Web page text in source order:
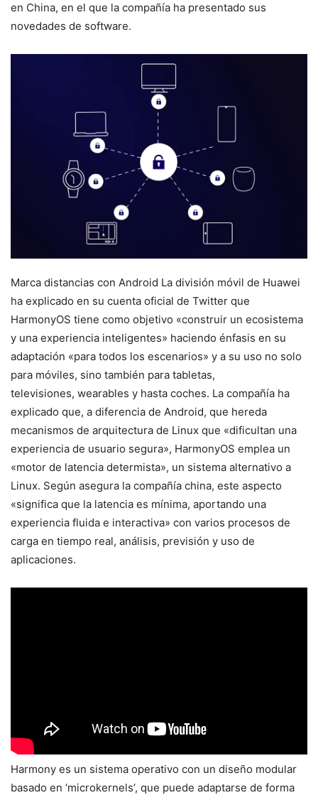
en China, en el que la compañía ha presentado sus
novedades de software.
Marca distancias con Android La división móvil de Huawei
ha explicado en su cuenta oficial de Twitter que
HarmonyOS tiene como objetivo «construir un ecosistema
y una experiencia inteligentes» haciendo énfasis en su
adaptación «para todos los escenarios» y a su uso no solo
para móviles, sino también para tabletas,
televisiones, wearables y hasta coches. La compañía ha
explicado que, a diferencia de Android, que hereda
mecanismos de arquitectura de Linux que «dificultan una
experiencia de usuario segura», HarmonyOS emplea un
«motor de latencia determista», un sistema alternativo a
Linux. Según asegura la compañía china, este aspecto
«significa que la latencia es mínima, aportando una
experiencia fluida e interactiva» con varios procesos de
carga en tiempo real, análisis, previsión y uso de
aplicaciones.
Harmony es un sistema operativo con un diseño modular
basado en ‘microkernels’, que puede adaptarse de forma